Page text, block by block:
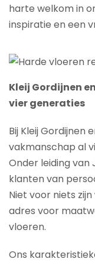
harte welkom in
inspiratie en een
Kleij Gordijnen
vier generaties
Bij Kleij Gordijnen
vakmanschap al
Onder leiding van
klanten van
Niet voor niets
adres voor
vloeren.
Ons